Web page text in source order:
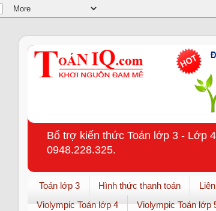
Bổ trợ kiến thức Toán lớp 3 - Lớp
0948.228.325.
Toán lớp 3 Hình thức thanh toán
Violympic Toán lớp 4
Violympic Toán lớp